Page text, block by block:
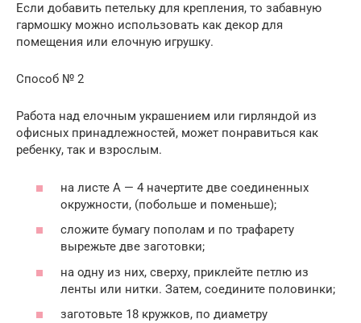
Если добавить петельку для крепления, то забавную
гармошку можно использовать как декор для
помещения или елочную игрушку.
Способ № 2
Работа над елочным украшением или гирляндой из
офисных принадлежностей, может понравиться как
ребенку, так и взрослым.
на листе А — 4 начертите две соединенных
окружности, (побольше и поменьше);
сложите бумагу пополам и по трафарету
вырежьте две заготовки;
на одну из них, сверху, приклейте петлю из
ленты или нитки. Затем, соедините половинки;
заготовьте 18 кружков, по диаметру